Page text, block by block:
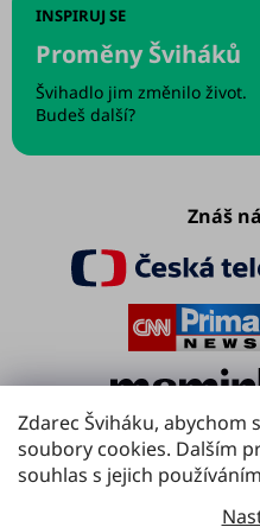
Zdarec Šviháku, abychom
soubory cookies. Dalším
souhlas s jejich
INSPIRUJ SE
Proměny Šviháků
Švihadlo jim změnilo život.
Budeš další?
Znáš